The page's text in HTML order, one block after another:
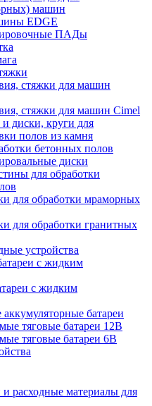
машин
EDGE
ПАДы
стяжки для машин
стяжки для машин Cimel
диски, круги для
полов из камня
бетонных полов
диски
для обработки
для обработки мраморных
для обработки гранитных
устройства
с жидким
с жидким
батареи
тяговые батареи 12В
тяговые батареи 6В
и расходные материалы для